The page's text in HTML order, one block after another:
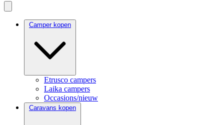
Camper kopen
Etrusco campers
Laika campers
Occasions/nieuw
Caravans kopen